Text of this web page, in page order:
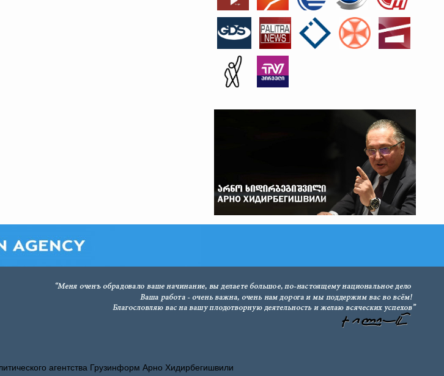
агентства Грузинформ Арно Хидирбегишвили